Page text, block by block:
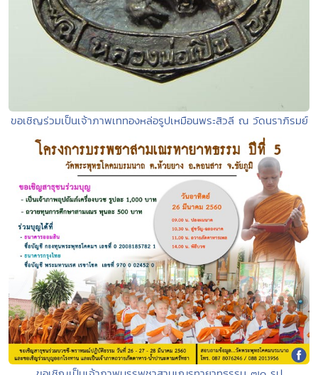
ขอเชิญร่วมเป็นเจ้าภาพเททองหล่อรูปเหมือนพระสิวลี ณ วัดนราภิรมย์